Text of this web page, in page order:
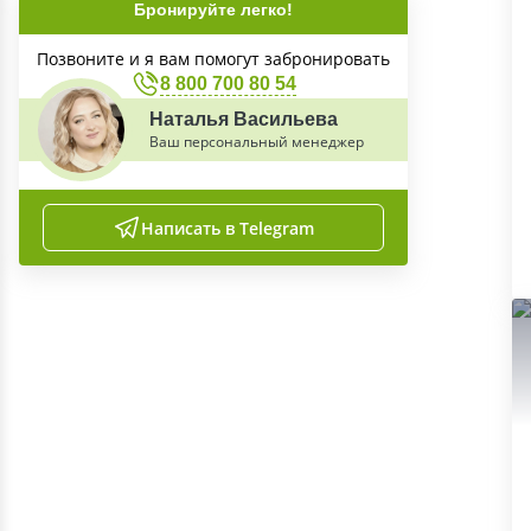
Бронируйте легко!
Позвоните и я вам помогут забронировать
8 800 700 80 54
Наталья Васильева
Ваш персональный менеджер
Написать в Telegram